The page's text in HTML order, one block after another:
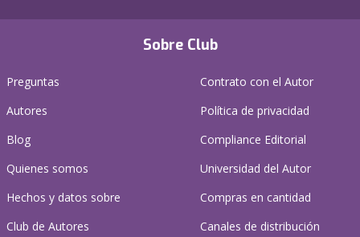
Sobre Club
Preguntas
Autores
Blog
Quienes somos
Hechos y datos sobre
Club de Autores
Contrato con el Autor
Política de privacidad
Compliance Editorial
Universidad del Autor
Compras en cantidad
Canales de distribución